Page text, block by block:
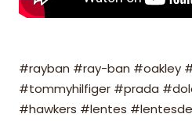
#rayban #ray-ban #oakley
#tommyhilfiger #prada
#hawkers #lentes